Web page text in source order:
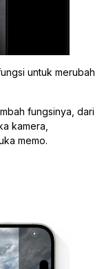
untuk merubah
fungsinya, dari
kamera,
memo.